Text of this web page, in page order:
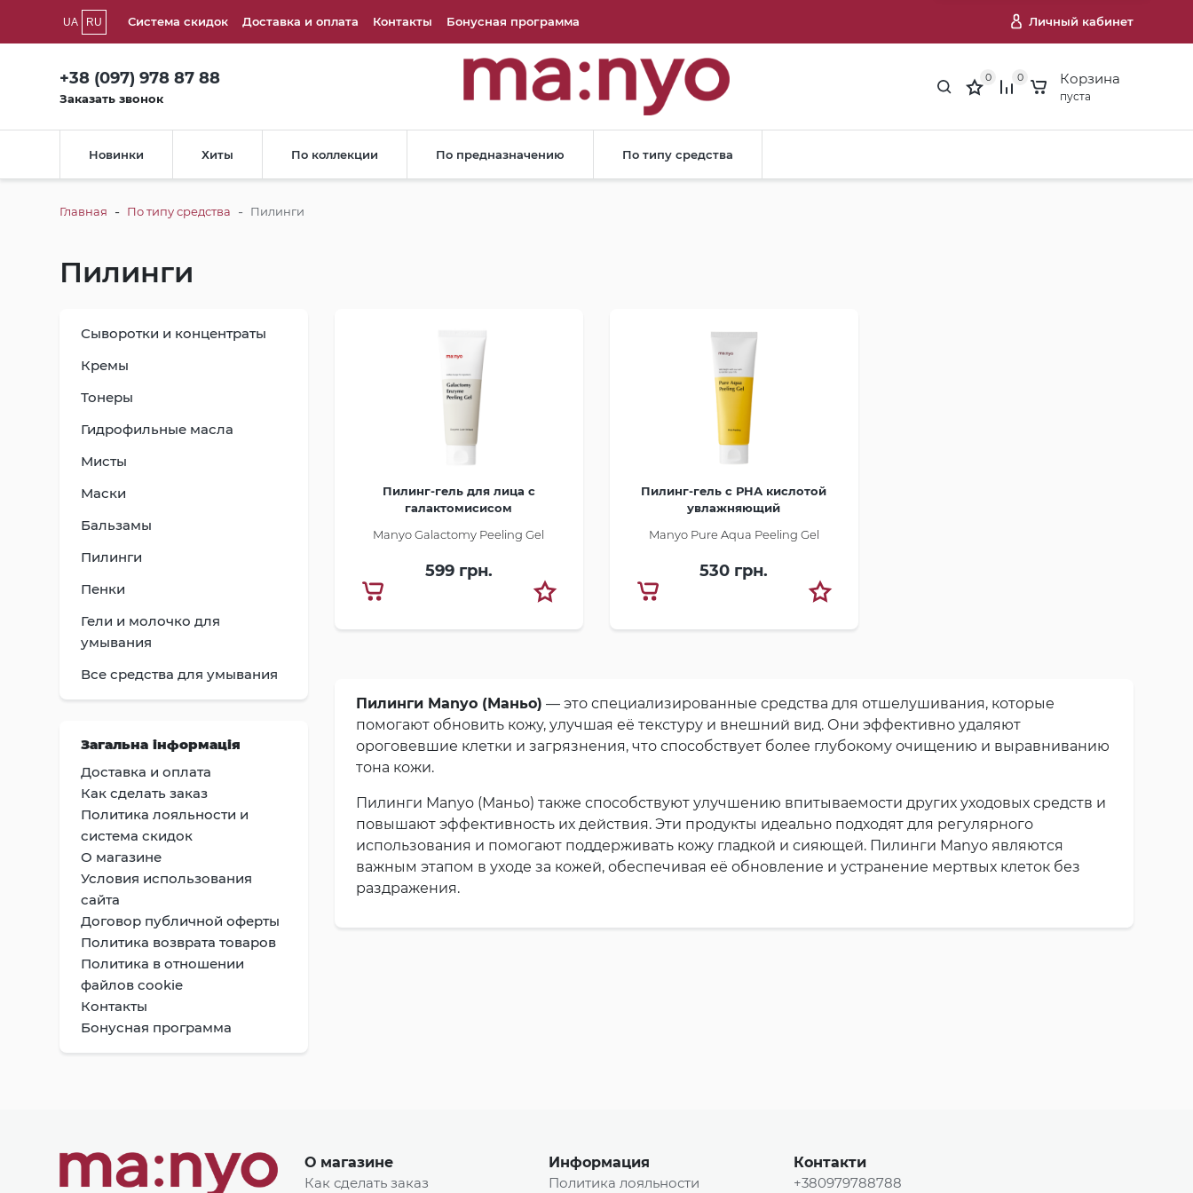
UA RU Система скидок Доставка и оплата Контакты Бонусная программа Личный кабинет
+38 (097) 978 87 88
Заказать звонок
0 0 Корзина
пуста
Новинки Хиты По коллекции По предназначению По типу средства
Главная - По типу средства - Пилинги
Пилинги
Сыворотки и концентраты
Кремы
Тонеры
Гидрофильные масла
Мисты
Маски
Бальзамы
Пилинги
Пенки
Гели и молочко для
умывания
Все средства для умывания
Загальна інформація
Доставка и оплата
Как сделать заказ
Политика лояльности и
система скидок
О магазине
Условия использования
сайта
Договор публичной оферты
Политика возврата товаров
Политика в отношении
файлов cookie
Контакты
Бонусная программа
Пилинг-гель для лица с
галактомисисом
Manyo Galactomy Peeling Gel
599 грн.
Пилинг-гель с РНА кислотой
увлажняющий
Manyo Pure Aqua Peeling Gel
530 грн.
Пилинги Manyo (Маньо) — это специализированные средства для отшелушивания, которые
помогают обновить кожу, улучшая её текстуру и внешний вид. Они эффективно удаляют
ороговевшие клетки и загрязнения, что способствует более глубокому очищению и выравниванию
тона кожи.
Пилинги Manyo (Маньо) также способствуют улучшению впитываемости других уходовых средств и
повышают эффективность их действия. Эти продукты идеально подходят для регулярного
использования и помогают поддерживать кожу гладкой и сияющей. Пилинги Manyo являются
важным этапом в уходе за кожей, обеспечивая её обновление и устранение мертвых клеток без
раздражения.
О магазине
Как сделать заказ
Информация
Политика лояльности
Контакти
+380979788788